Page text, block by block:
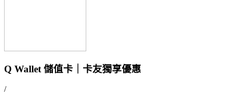
Q Wallet 儲值卡｜卡友獨享優惠
/